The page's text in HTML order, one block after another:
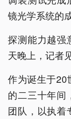
镜光学系统的
探测能力越强
天晚上，记者
作为诞生于20
的二三十年间
团队，以执着